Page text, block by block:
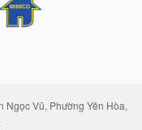
Ngọc Vũ, Phường Yên Hòa,